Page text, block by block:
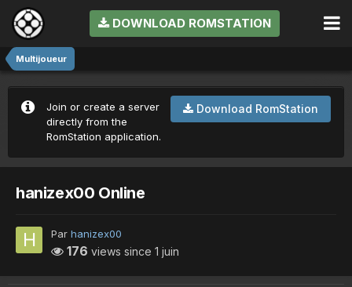
DOWNLOAD ROMSTATION
Multijoueur
Download RomStation
Join or create a server
directly from the
RomStation application.
hanizex00 Online
Par hanizex00
176 views since 1 juin